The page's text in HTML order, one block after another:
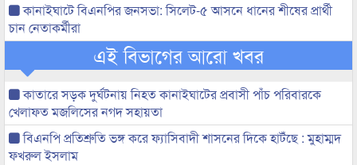
কানাইঘাটে বিএনপির জনসভা: সিলেট-৫ আসনে ধানের শীষের প্রার্থী
চান নেতাকর্মীরা
এই বিভাগের আরো খবর
কাতারে সড়ক দুর্ঘটনায় নিহত কানাইঘাটের প্রবাসী পাঁচ পরিবারকে
খেলাফত মজলিসের নগদ সহায়তা
বিএনপি প্রতিশ্রুতি ভঙ্গ করে ফ্যাসিবাদী শাসনের দিকে হাটঁছে : মুহাম্মদ
ফখরুল ইসলাম